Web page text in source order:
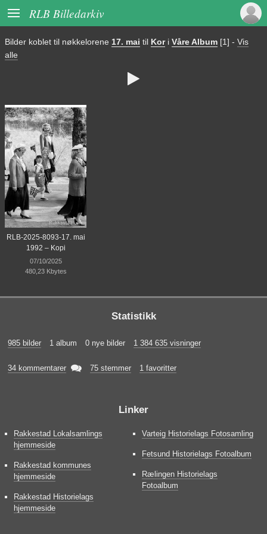
 RLB Billedarkiv
Bilder koblet til nøkkelorene 17. mai til Kori Våre Album [1] - Vis
alle

RLB-2025-8093-17. mai
1992 – Kopi
07/10/2025
480,23 Kbytes
Statistikk
985 bilder 1 album 0 nye bilder 1 384 635 visninger
34 kommerntarer  75 stemmer 1 favoritter
Linker
Rakkestad Lokalsamlings
hjemmeside
Rakkestad kommunes
hjemmeside
Rakkestad Historielags
hjemmeside
Varteig Historielags Fotosamling
Fetsund Historielags Fotoalbum
Rælingen Historielags
Fotoalbum